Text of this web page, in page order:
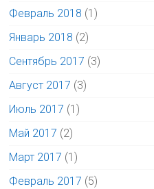
Февраль 2018 (1)
Январь 2018 (2)
Сентябрь 2017 (3)
Август 2017 (3)
Июль 2017 (1)
Май 2017 (2)
Март 2017 (1)
Февраль 2017 (5)